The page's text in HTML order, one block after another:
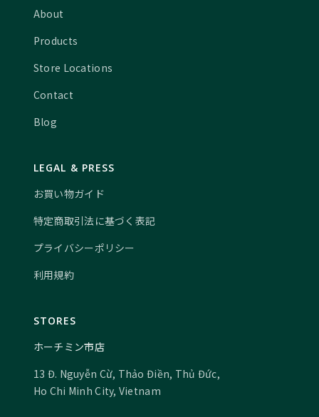
About
Products
Store Locations
Contact
Blog
LEGAL & PRESS
お買い物ガイド
特定商取引法に基づく表記
プライバシーポリシー
利用規約
STORES
ホーチミン市店
13 Đ. Nguyễn Cừ, Thảo Điền, Thủ Đức,
Ho Chi Minh City, Vietnam